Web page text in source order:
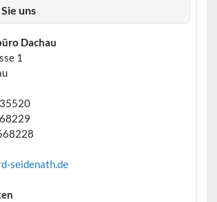
uns
Dachau
1
seidenath.de